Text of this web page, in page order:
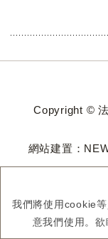
我們將使用cookie
意我們使用。
Copyright ©
網站建置：